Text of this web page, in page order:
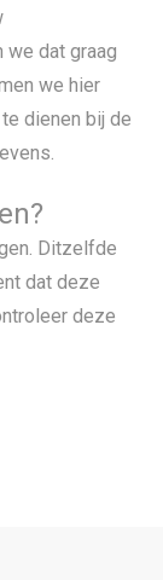
we dat graag
we hier
dienen bij de
Ditzelfde
dat deze
deze